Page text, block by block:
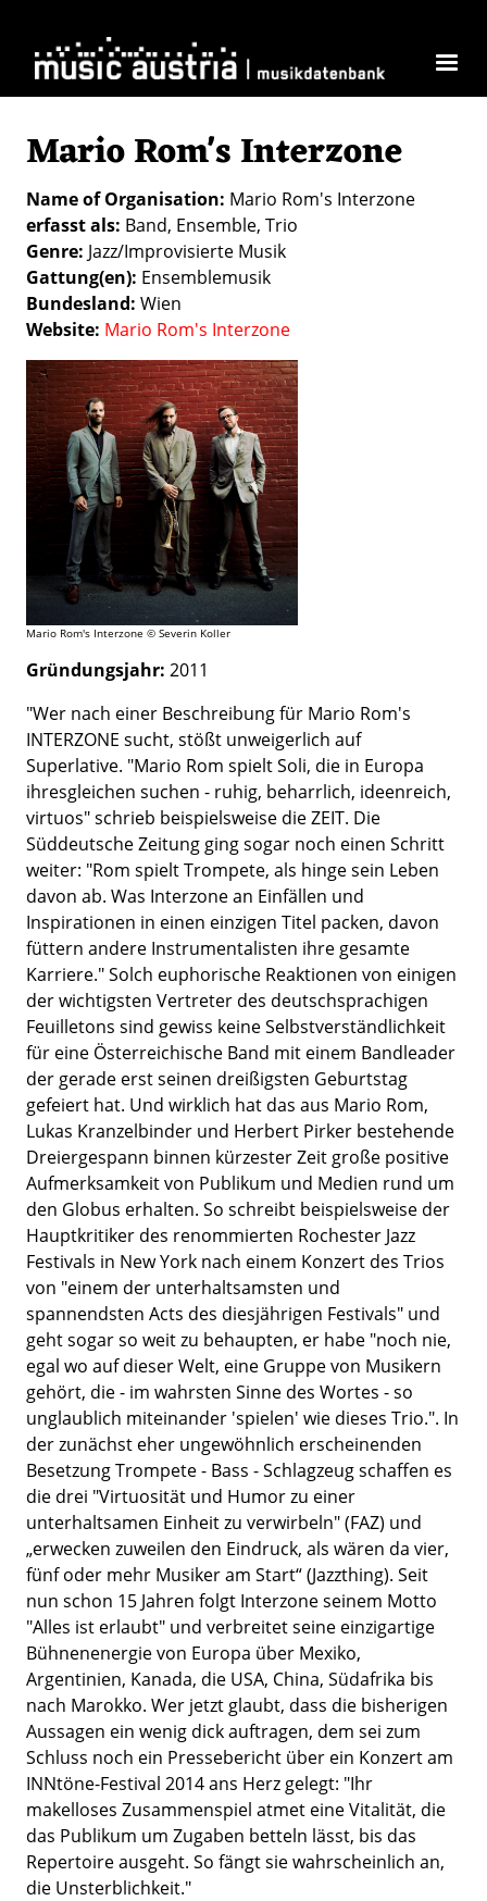
Mario Rom's Interzone
Name of Organisation Mario Rom's Interzone
erfasst als Band Ensemble Trio
Genre Jazz/Improvisierte Musik
Gattung(en) Ensemblemusik
Bundesland Wien
Website Mario Rom's Interzone
Mario Rom's Interzone © Severin Koller
Gründungsjahr: 2011
"Wer nach einer Beschreibung für Mario Rom's
INTERZONE sucht, stößt unweigerlich auf
Superlative. "Mario Rom spielt Soli, die in Europa
ihresgleichen suchen - ruhig, beharrlich, ideenreich,
virtuos" schrieb beispielsweise die ZEIT. Die
Süddeutsche Zeitung ging sogar noch einen Schritt
weiter: "Rom spielt Trompete, als hinge sein Leben
davon ab. Was Interzone an Einfällen und
Inspirationen in einen einzigen Titel packen, davon
füttern andere Instrumentalisten ihre gesamte
Karriere." Solch euphorische Reaktionen von einigen
der wichtigsten Vertreter des deutschsprachigen
Feuilletons sind gewiss keine Selbstverständlichkeit
für eine Österreichische Band mit einem Bandleader
der gerade erst seinen dreißigsten Geburtstag
gefeiert hat. Und wirklich hat das aus Mario Rom,
Lukas Kranzelbinder und Herbert Pirker bestehende
Dreiergespann binnen kürzester Zeit große positive
Aufmerksamkeit von Publikum und Medien rund um
den Globus erhalten. So schreibt beispielsweise der
Hauptkritiker des renommierten Rochester Jazz
Festivals in New York nach einem Konzert des Trios
von "einem der unterhaltsamsten und
spannendsten Acts des diesjährigen Festivals" und
geht sogar so weit zu behaupten, er habe "noch nie,
egal wo auf dieser Welt, eine Gruppe von Musikern
gehört, die - im wahrsten Sinne des Wortes - so
unglaublich miteinander 'spielen' wie dieses Trio.". In
der zunächst eher ungewöhnlich erscheinenden
Besetzung Trompete - Bass - Schlagzeug schaffen es
die drei "Virtuosität und Humor zu einer
unterhaltsamen Einheit zu verwirbeln" (FAZ) und
„erwecken zuweilen den Eindruck, als wären da vier,
fünf oder mehr Musiker am Start“ (Jazzthing). Seit
nun schon 15 Jahren folgt Interzone seinem Motto
"Alles ist erlaubt" und verbreitet seine einzigartige
Bühnenenergie von Europa über Mexiko,
Argentinien, Kanada, die USA, China, Südafrika bis
nach Marokko. Wer jetzt glaubt, dass die bisherigen
Aussagen ein wenig dick auftragen, dem sei zum
Schluss noch ein Pressebericht über ein Konzert am
INNtöne-Festival 2014 ans Herz gelegt: "Ihr
makelloses Zusammenspiel atmet eine Vitalität, die
das Publikum um Zugaben betteln lässt, bis das
Repertoire ausgeht. So fängt sie wahrscheinlich an,
die Unsterblichkeit."